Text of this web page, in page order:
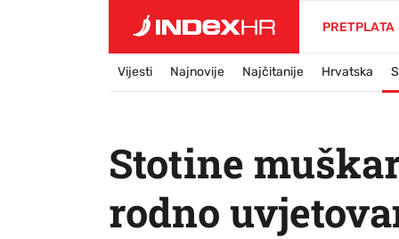
PRETPLATA
Vijesti Najnovije Najčitanije Hrvatska
Stotine
rodno